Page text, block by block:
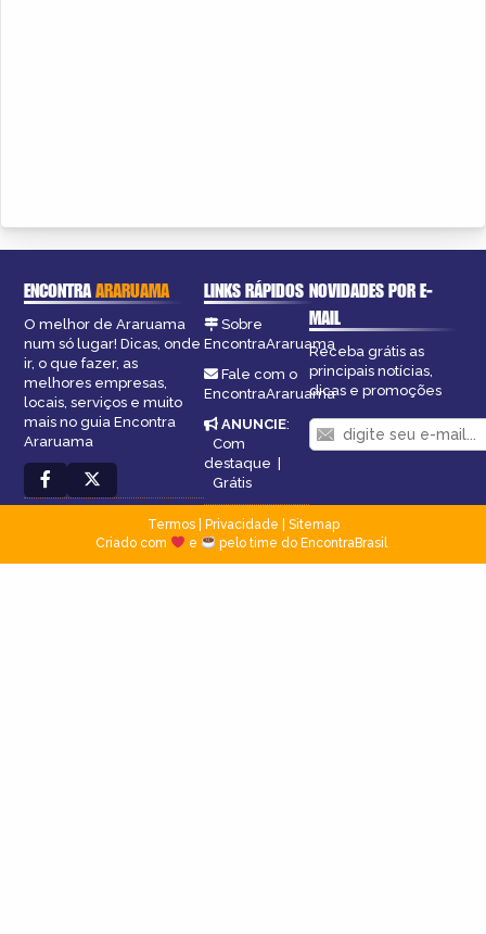
ENCONTRAARARUAMA
O melhor de Araruama
num só lugar! Dicas, onde
ir, o que fazer, as
melhores empresas,
locais, serviços e muito
mais no guia Encontra
Araruama
LINKS RÁPIDOS
Sobre
EncontraAraruama
Fale com o
EncontraAraruama
ANUNCIE:
Com
destaque |
Grátis
NOVIDADES POR E-
MAIL
Receba grátis as
principais notícias,
dicas e promoções
Termos| Privacidade
Sitemap
Criado com
e pelo time do EncontraBrasil